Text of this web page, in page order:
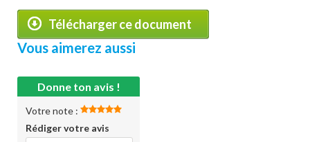
Télécharger ce document
Vous aimerez aussi
Donne ton avis !
Votre note :
Rédiger votre avis